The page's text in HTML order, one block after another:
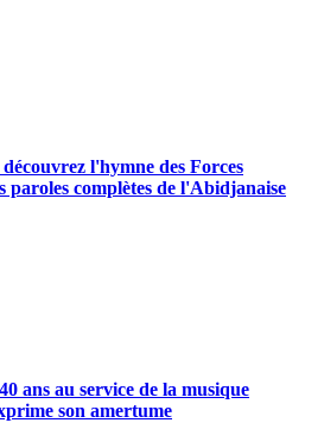
l'hymne des Forces
paroles complètes de l'Abidjanaise
ans au service de la musique
son amertume